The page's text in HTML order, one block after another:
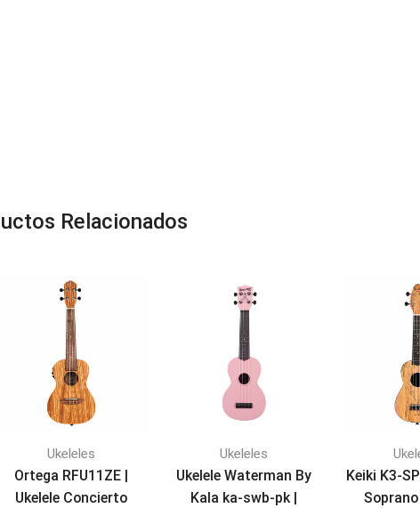
Relacionados
Ukeleles
Ortega RFU11ZE |
Ukelele Concierto
Ukeleles
Ukelele Waterman By
Kala ka-swb-pk |
Keiki K3-